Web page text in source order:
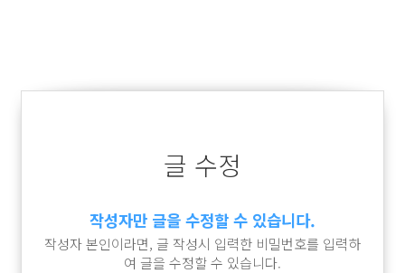
글 수정
작성자만 글을 수정할 수 있습니다.
작성자 본인이라면, 글 작성시 입력한 비밀번호를 입력하
여 글을 수정할 수 있습니다.